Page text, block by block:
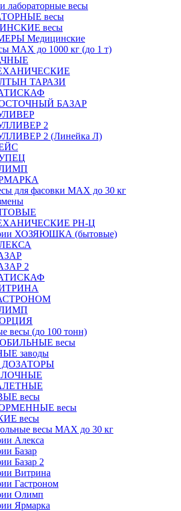
лабораторные весы
весы
весы
Медицинские
MAX до 1000 кг (до 1 т)
ТАРАЗИ
БАЗАР
2
2 (Линейка Л)
для фасовки MAX до 30 кг
РН-Ц
ХОЗЯЮШКА (бытовые)
2
весы (до 100 тонн)
весы
заводы
ДОЗАТОРЫ
весы
весы
весы
весы MAX до 30 кг
Алекса
Базар
Базар 2
Витрина
Гастроном
Олимп
Ярмарка